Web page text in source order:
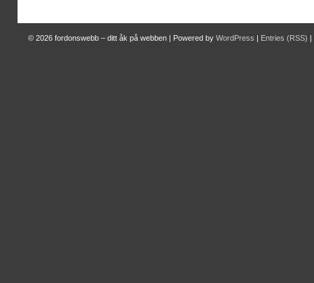
© 2026 fordonswebb – ditt åk på webben | Powered by WordPress | Entries (RSS) |